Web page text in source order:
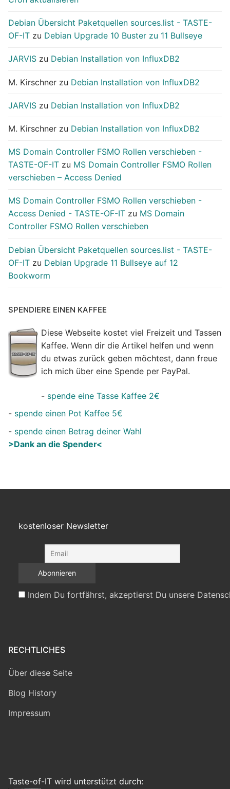
Debian Übersicht Paketquellen sources.list - TASTE-
OF-IT zu Debian Upgrade 10 Buster zu 11 Bullseye
JARVIS zu Debian Installation von InfluxDB2
M. Kirschner zu Debian Installation von InfluxDB2
JARVIS zu Debian Installation von InfluxDB2
M. Kirschner zu Debian Installation von InfluxDB2
MS Domain Controller FSMO Rollen verschieben -
TASTE-OF-IT zu MS Domain Controller FSMO Rollen
verschieben – Access Denied
MS Domain Controller FSMO Rollen verschieben -
Access Denied - TASTE-OF-IT zu MS Domain
Controller FSMO Rollen verschieben
Debian Übersicht Paketquellen sources.list - TASTE-
OF-IT zu Debian Upgrade 11 Bullseye auf 12
Bookworm
SPENDIERE EINEN KAFFEE
Diese Webseite kostet viel Freizeit und Tassen
Kaffee. Wenn dir die Artikel helfen und wenn
du etwas zurück geben möchtest, dann freue
ich mich über eine Spende per PayPal.
- spende eine Tasse Kaffee 2€
- spende einen Pot Kaffee 5€
- spende einen Betrag deiner Wahl
>Dank an die Spender<
kostenloser Newsletter
Indem Du fortfährst, akzeptierst Du unsere
RECHTLICHES
Über diese Seite
Blog History
Impressum
Taste-of-IT wird unterstützt durch: